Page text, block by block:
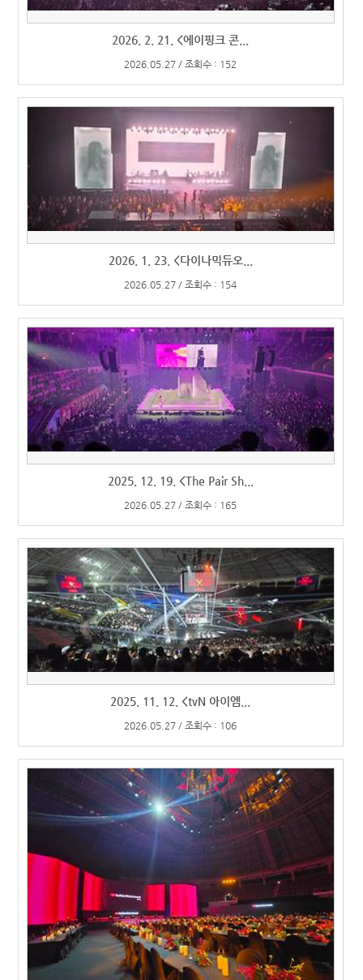
2026. 2. 21. <에이핑크 콘...
2026.05.27 / 조회수 : 152
2026. 1. 23. <다이나믹듀오...
2026.05.27 / 조회수 : 154
2025. 12. 19. <The Pair Sh...
2026.05.27 / 조회수 : 165
2025. 11. 12. <tvN 아이엠...
2026.05.27 / 조회수 : 106